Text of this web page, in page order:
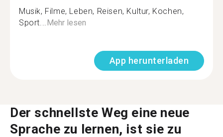
Musik, Filme, Leben, Reisen, Kultur, Kochen,
Sport... Mehr lesen
App herunterladen
Der schnellste Weg eine neue
Sprache zu lernen, ist sie zu